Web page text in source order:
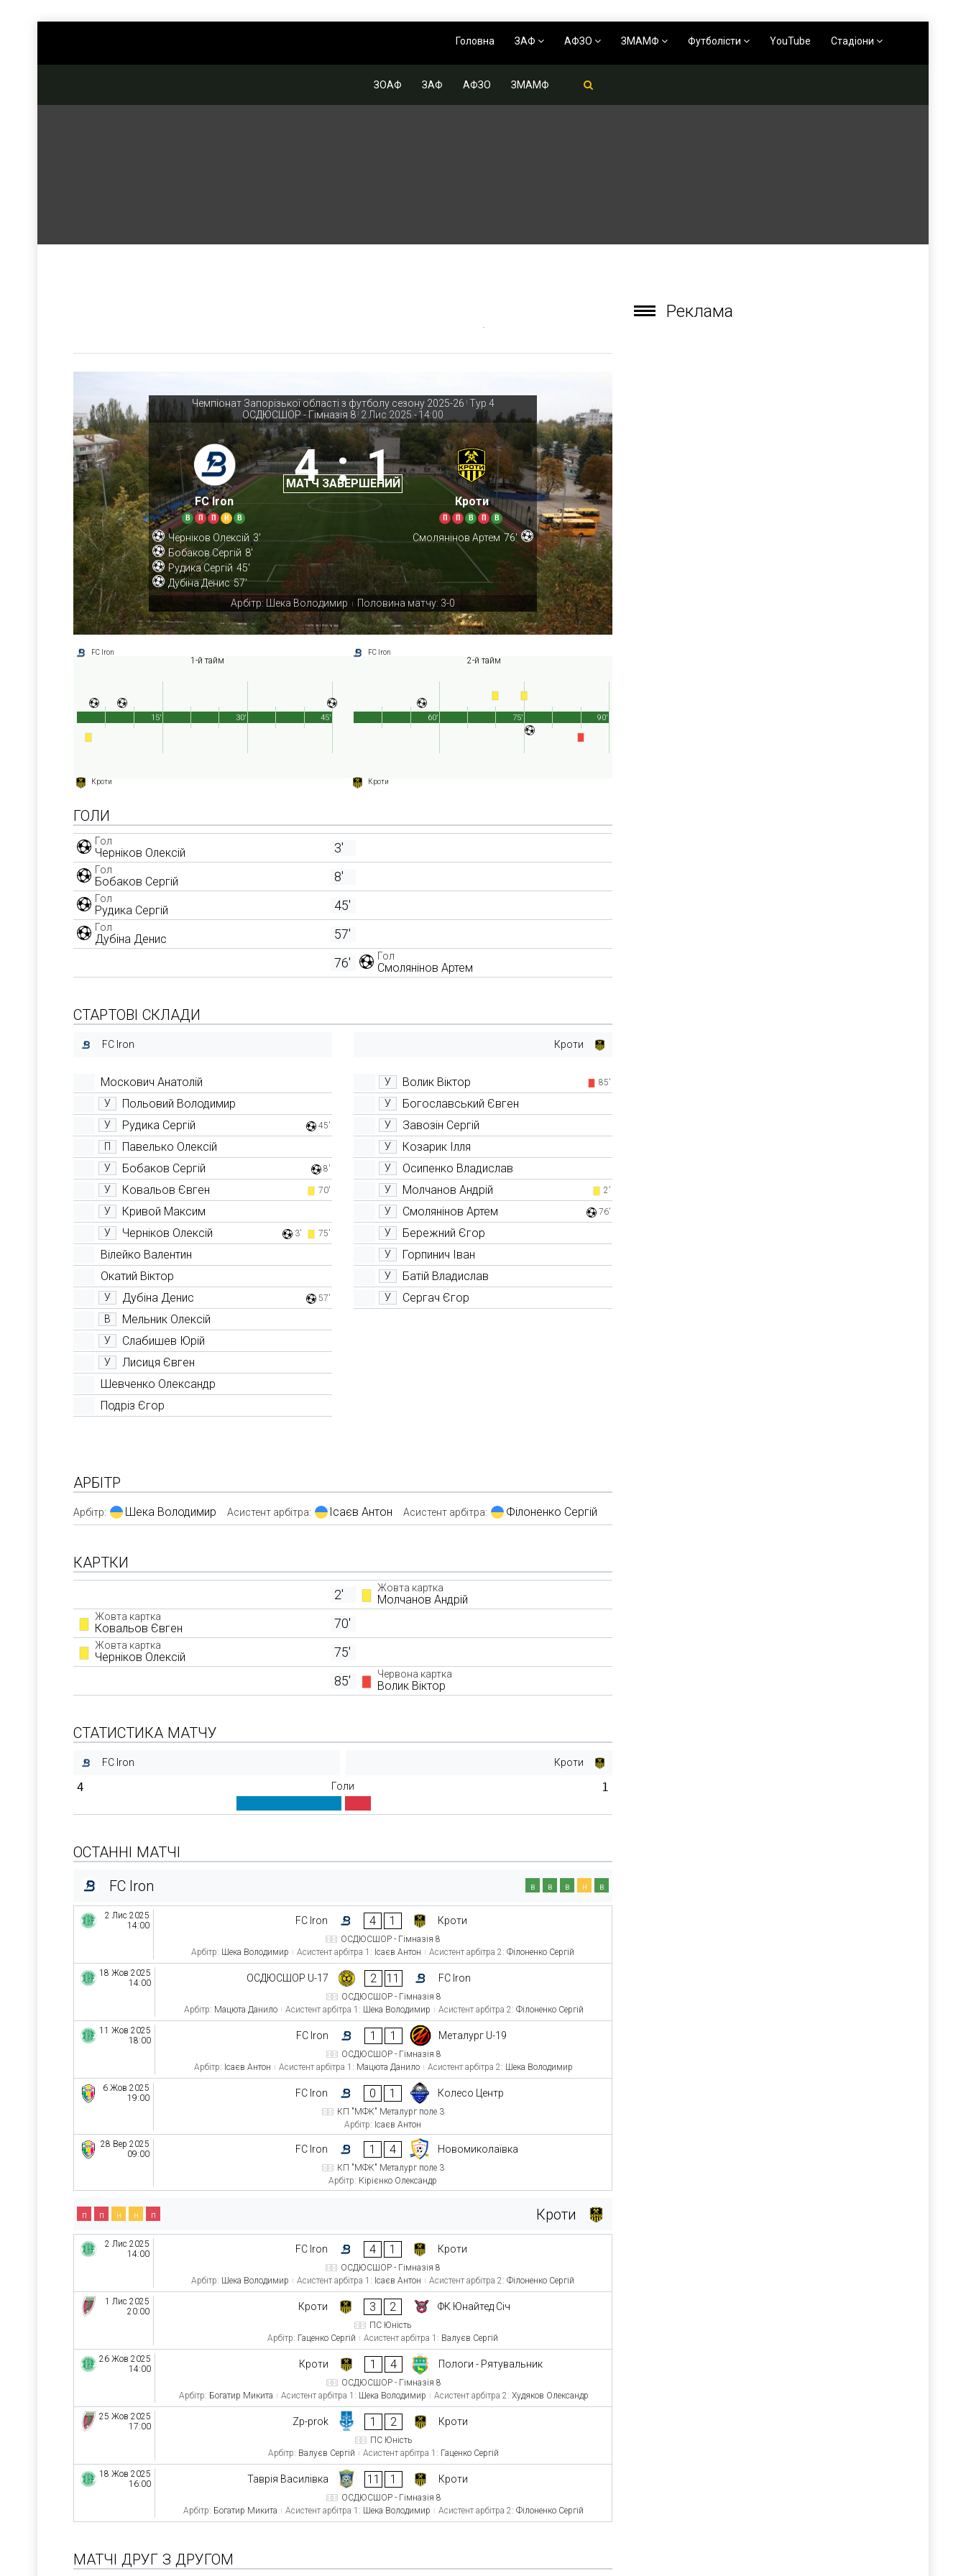
Головна ЗАФ АФЗО ЗМАМФ Футболісти YouTube Стадіони
ЗОАФ ЗАФ АФЗО ЗМАМФ
Чемпіонат Запорізької області з футболу сезону 2025-26 | Тур 4
ОСДЮСШОР - Гімназія 8 | 2 Лис 2025 - 14:00
FC Iron
В П П Н В
4 : 1
МАТЧ ЗАВЕРШЕНИЙ
Кроти
П П В П В
Черніков Олексій 3'
Бобаков Сергій 8'
Рудика Сергій 45'
Дубіна Денис 57'
Смолянінов Артем 76'
Арбітр: Шека Володимир | Половина матчу: 3-0
FC Iron
1-й тайм
Кроти
45'
15' 30'
FC Iron
2-й тайм
Кроти
90'
60' 75'
ГОЛИ
Гол
Черніков Олексій 3'
Гол
Бобаков Сергій 8'
Гол
Рудика Сергій 45'
Гол
Дубіна Денис
57'
76'
Гол
Смолянінов Артем
СТАРТОВІ СКЛАДИ
FC Iron
Москович Анатолій
У Польовий Володимир
У Рудика Сергій 45'
П Павелько Олексій
У Бобаков Сергій 8'
У Ковальов Євген 70'
У Кривой Максим
У Черніков Олексій 3' 75'
Вілейко Валентин
Окатий Віктор
У Дубіна Денис 57'
В Мельник Олексій
У Слабишев Юрій
У
Лисиця Євген
Шевченко Олександр
Подріз Єгор
Кроти
У Волик Віктор 85'
У Богославський Євген
У Завозін Сергій
У Козарик Ілля
У Осипенко Владислав
У Молчанов Андрій 2'
У Смолянінов Артем 76'
У Бережний Єгор
У Горпинич Іван
У Батій Владислав
У Сергач Єгор
АРБІТР
Арбітр: Шека Володимир Асистент арбітра: Ісаєв Антон Асистент арбітра: Філоненко Сергій
КАРТКИ
2' Жовта картка
Молчанов Андрій
Жовта картка
Ковальов Євген 70'
Жовта картка
Черніков Олексій
75'
85'
Червона картка
Волик Віктор
СТАТИСТИКА МАТЧУ
FC Iron Кроти
4 Голи 1
ОСТАННІ МАТЧІ
FC Iron
в в в н в
2 Лис 2025
14:00
FC Iron 4 1 Кроти
ОСДЮСШОР - Гімназія 8
Арбітр: Шека Володимир Асистент арбітра 1: Ісаєв Антон Асистент арбітра 2: Філоненко Сергій
18 Жов 2025
14:00
ОСДЮСШОР U-17 2 11 FC Iron
ОСДЮСШОР - Гімназія 8
Арбітр: Мацюта Данило Асистент арбітра 1: Шека Володимир Асистент арбітра 2: Філоненко Сергій
11 Жов 2025
18:00
FC Iron 1 1 Металург U-19
ОСДЮСШОР - Гімназія 8
Арбітр: Ісаєв Антон Асистент арбітра 1: Мацюта Данило Асистент арбітра 2: Шека Володимир
6 Жов 2025
19:00
FC Iron 0 1 Колесо Центр
КП "МФК" Металург поле 3
Арбітр: Ісаєв Антон
28 Вер 2025
09:00
FC Iron 1 4 Новомиколаївка
КП "МФК" Металург поле 3
Арбітр: Кірієнко Олександр
Кроти
п п н н п
2 Лис 2025
14:00
FC Iron 4 1 Кроти
ОСДЮСШОР - Гімназія 8
Арбітр: Шека Володимир Асистент арбітра 1: Ісаєв Антон Асистент арбітра 2: Філоненко Сергій
1 Лис 2025
20:00
Кроти 3 2 ФК Юнайтед Січ
ПС Юність
Арбітр: Гаценко Сергій Асистент арбітра 1: Валуєв Сергій
26 Жов 2025
14:00
Кроти 1 4 Пологи - Рятувальник
ОСДЮСШОР - Гімназія 8
Арбітр: Богатир Микита Асистент арбітра 1: Шека Володимир Асистент арбітра 2: Худяков Олександр
25 Жов 2025
17:00
Zp-prok 1 2 Кроти
ПС Юність
Арбітр: Валуєв Сергій Асистент арбітра 1: Гаценко Сергій
18 Жов 2025
16:00
Таврія Василівка 11 1 Кроти
ОСДЮСШОР - Гімназія 8
Арбітр: Богатир Микита Асистент арбітра 1: Шека Володимир Асистент арбітра 2: Філоненко Сергій
МАТЧІ ДРУГ З ДРУГОМ
Реклама